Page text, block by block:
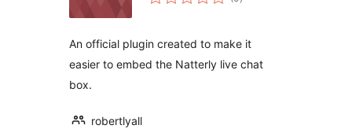
An official plugin created to make it
easier to embed the Natterly live chat
box.
robertlyall